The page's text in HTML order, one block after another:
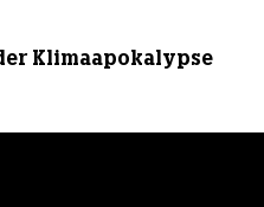
Klimaapokalypse